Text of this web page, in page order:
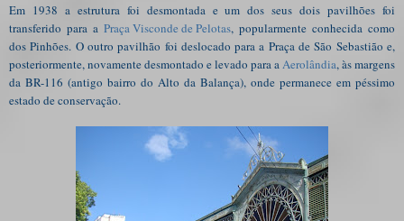
Em 1938 a estrutura foi desmontada e um dos seus dois pavilhões foi
transferido para a Praça Visconde de Pelotas, popularmente conhecida como
dos Pinhões. O outro pavilhão foi deslocado para a Praça de São Sebastião e,
posteriormente, novamente desmontado e levado para aAerolândia, às margens
da BR-116 (antigo bairro do Alto da Balança), onde permanece em péssimo
estado de conservação.